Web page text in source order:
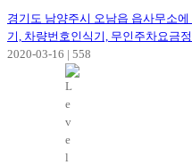
경기도 남양주시 오남읍 읍사무소
기, 차량번호인식기, 무인주차요금
2020-03-16 | 558